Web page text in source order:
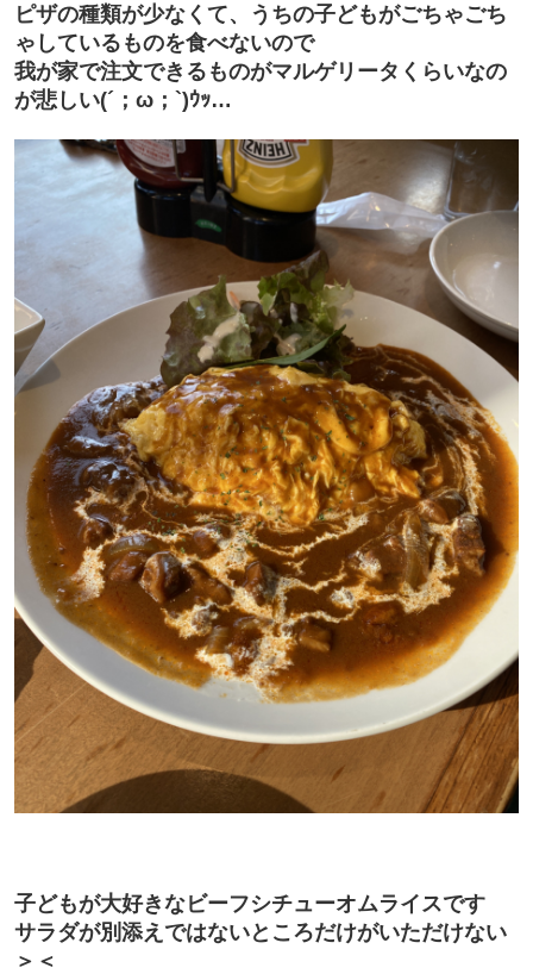
ピザの種類が少なくて、うちの子どもがごちゃごち
ゃしているものを食べないので
我が家で注文できるものがマルゲリータくらいなの
が悲しい(´；ω；`)ｳｯ…
子どもが大好きなビーフシチューオムライスです
サラダが別添えではないところだけがいただけない
＞＜